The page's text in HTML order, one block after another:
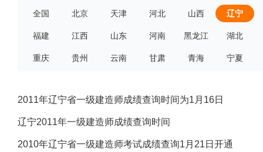
全国 北京 天津 河北 山西 辽宁
福建 江西 山东 河南 黑龙江 湖北
重庆 贵州 云南 甘肃 青海 宁夏
2011年辽宁省一级建造师成绩查询时间为1月16日
辽宁2011年一级建造师成绩查询时间
2010年辽宁省一级建造师考试成绩查询1月21日开通